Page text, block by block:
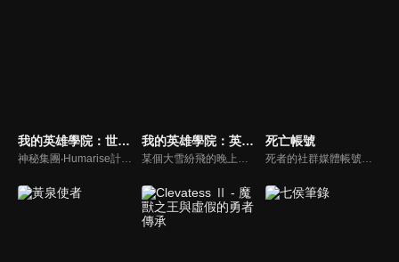
我的英雄學院：世界英雄任務 我的英雄學院：英雄新世紀 死亡帳號